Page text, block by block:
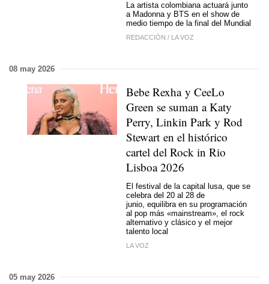
La artista colombiana actuará junto
a Madonna y BTS en el show de
medio tiempo de la final del Mundial
REDACCIÓN / LA VOZ
08 may 2026
Bebe Rexha y CeeLo
Green se suman a Katy
Perry, Linkin Park y Rod
Stewart en el histórico
cartel del Rock in Rio
Lisboa 2026
El festival de la capital lusa, que se
celebra del 20 al 28 de
junio, equilibra en su programación
al pop más «mainstream», el rock
alternativo y clásico y el mejor
talento local
LA VOZ
05 may 2026